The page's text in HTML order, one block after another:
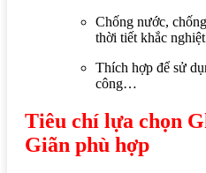
Chống nước,
thời tiết khắc
Thích hợp để sử
công…
Tiêu chí lựa chọn
Giãn phù hợp